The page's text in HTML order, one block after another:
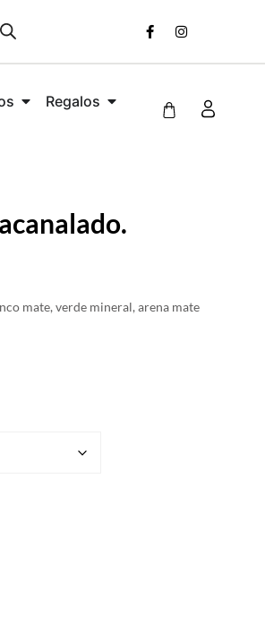
Regalos
mate, verde mineral, arena mate